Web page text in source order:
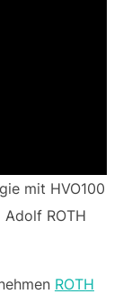
mit HVO100
ROTH
ROTH